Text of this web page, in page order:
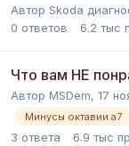
Автор Skoda
0 ответов 6.2 тыс
Что вам НЕ
Автор MSDem, 17
Минусы октавии а7
3 ответа 6.9 тыс